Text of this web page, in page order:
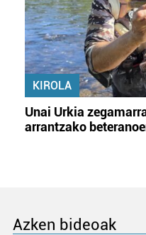
KIROLA
Unai Urkia
arrantzako
Azken bideoak